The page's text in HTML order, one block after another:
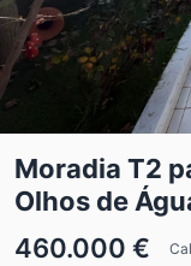
Moradia T2
Olhos de
460.000 €